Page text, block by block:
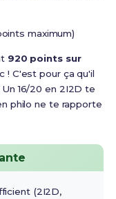
maximum)
920 points sur
! C'est pour ça qu'il
16/20 en 2I2D te
philo ne te rapporte
(2I2D,